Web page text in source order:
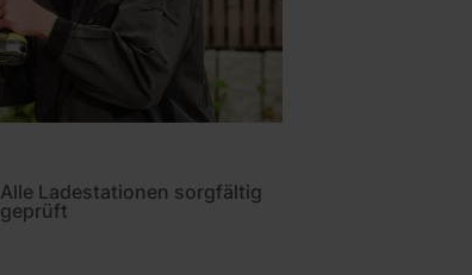
Alle Ladestationen sorgfältig
geprüft